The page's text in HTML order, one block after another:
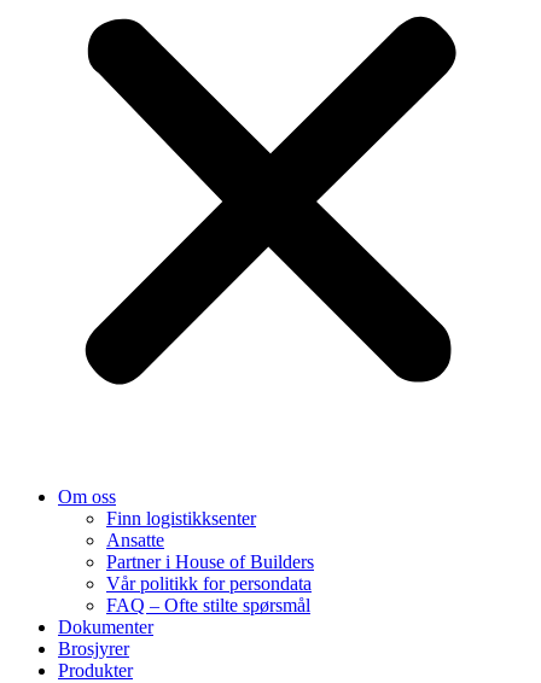
Om oss
Finn logistikksenter
Ansatte
Partner i House of Builders
Vår politikk for persondata
FAQ – Ofte stilte spørsmål
Dokumenter
Brosjyrer
Produkter